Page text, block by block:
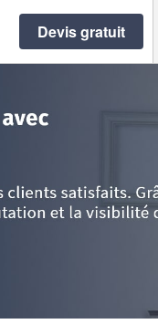
Devis gratuit